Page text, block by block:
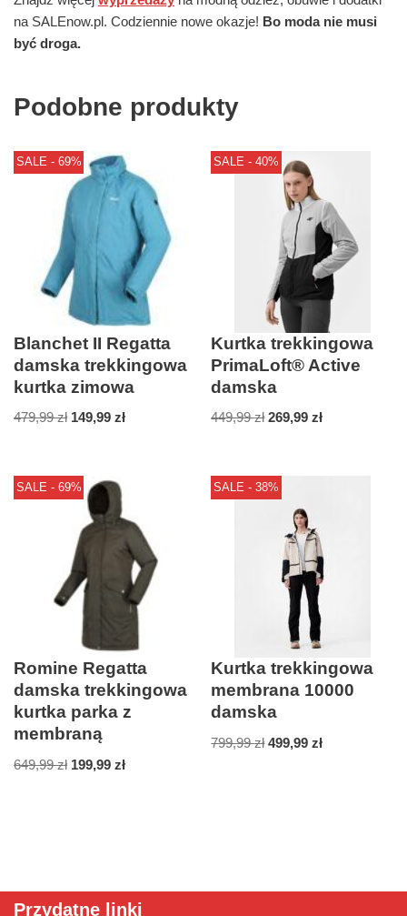
na SALEnow.pl. Codziennie nowe okazje! Bo moda nie musi
być droga.
Podobne produkty
SALE - 69%
Blanchet II Regatta
damska trekkingowa
kurtka zimowa
479,99zł 149,99 zł
SALE - 40%
Kurtka trekkingowa
PrimaLoft® Active
damska
449,99zł 269,99zł
SALE - 69%
Romine Regatta
damska trekkingowa
kurtka parka z
membraną
649,99zł 199,99 zł
SALE - 38%
Kurtka trekkingowa
membrana 10000
damska
799,99zł 499,99zł
Przydatne linki